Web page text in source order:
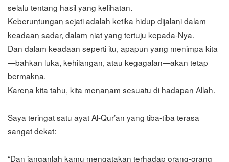
selalu tentang hasil yang kelihatan.
Keberuntungan sejati adalah ketika hidup dijalani dalam
keadaan sadar, dalam niat yang tertuju kepada-Nya.
Dan dalam keadaan seperti itu, apapun yang menimpa kita
—bahkan luka, kehilangan, atau kegagalan—akan tetap
bermakna.
Karena kita tahu, kita menanam sesuatu di hadapan Allah.
Saya teringat satu ayat Al-Qur’an yang tiba-tiba terasa
sangat dekat:
“Dan janganlah kamu mengatakan terhadap orang-orang